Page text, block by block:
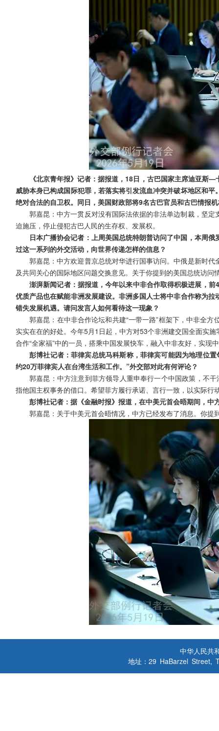
《北京青年报》记者：据报道，18日，古巴国家主席迪亚斯
威胁本身已构成国际犯罪，若落实将引发流血冲突并破坏地区和
绝对合法的自卫权。同日，美国财政部将9名古巴官员和古巴情报
郭嘉昆：中方一贯反对没有国际法依据的非法单边制裁，坚
迫施压，停止侵犯古巴人民的生存权、发展权。
日本广播协会记者：上周美国总统特朗普访问了中国，本周
过这一系列的外交活动，向世界传递怎样的信息？
郭嘉昆：中方欢迎普京总统对华进行国事访问。中俄是新时
及共同关心的国际地区问题交换意见。关于你提到的美国总统访问
澎湃新闻记者：据报道，今年以来中非合作取得积极进展，
优质产品也在赋能非洲发展建设。非洲多国人士将中非合作称为
错失发展机遇。请问发言人如何看待这一现象？
郭嘉昆：在中非合作论坛和共建“一带一路”框架下，中非全
实实在在的好处。今年5月1日起，中方对53个非洲建交国全面实
合作“全家福”中的一员，搭乘中国发展快车，融入中非友好，实现
彭博社记者：菲律宾总统马科斯称，菲律宾可能因为地理位
约20万菲律宾人在台湾生活和工作。”外交部对此有何评论？
郭嘉昆：中方注意到菲方领导人重申奉行一个中国政策，不
指他国主权事务的借口。希望菲方履行承诺、言行一致，以实际行
彭博社记者：据《金融时报》报道，在中美元首会晤期间，
郭嘉昆：关于中美元首会晤情况，中方已经发布了消息。你提
中华人民共
地址：29 HaBarzel Street,